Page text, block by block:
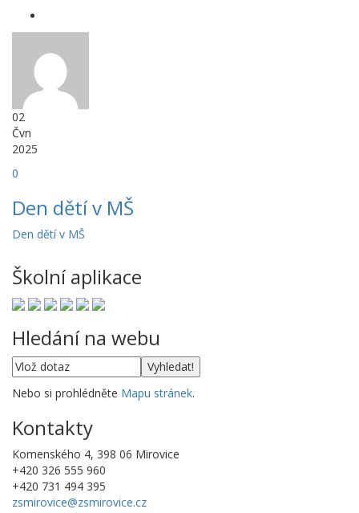
02
Čvn
2025
0
Den dětí v MŠ
Den dětí v MŠ
Školní aplikace
Hledání na webu
Nebo si prohlédněte Mapu stránek.
Kontakty
Komenského 4, 398 06 Mirovice
+420 326 555 960
+420 731 494 395
zsmirovice@zsmirovice.cz